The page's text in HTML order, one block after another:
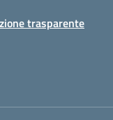
trasparente